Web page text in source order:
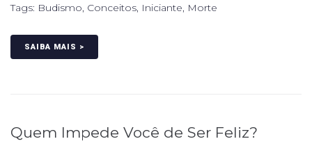
Tags: Budismo, Conceitos, Iniciante, Morte
SAIBA MAIS >
Quem Impede Você de Ser Feliz?